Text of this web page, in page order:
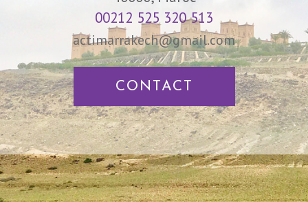
00212 525 320 513
actimarrakech@gmail.com
CONTACT